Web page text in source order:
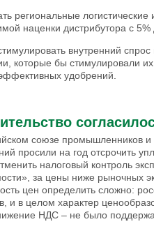
региональные
наценки дистрибутора с 5%
внутренний
которые бы стимулировали
удобрений.
союзе промышленников
просили на год отсрочить
налоговый контроль
за цены ниже рыночных
цен определить сложно:
и в целом характер
НДС – не было